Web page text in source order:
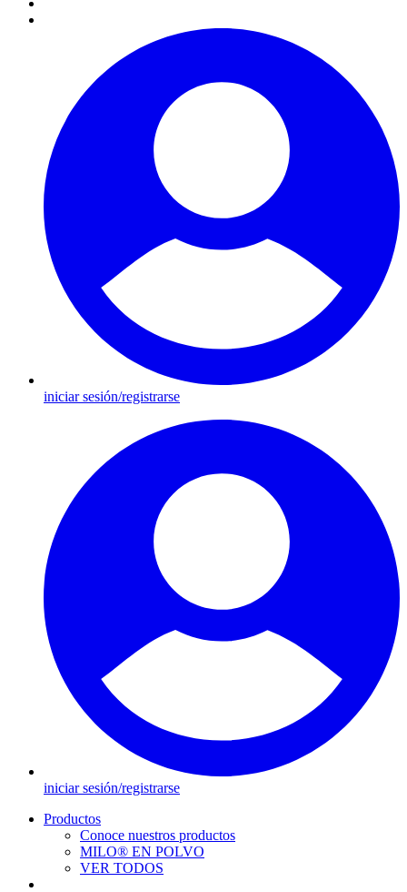
iniciar sesión/registrarse
iniciar sesión/registrarse
navigation
Productos
Conoce nuestros productos
MILO® EN POLVO
VER TODOS